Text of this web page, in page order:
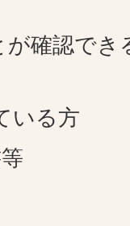
確認でき
いる方